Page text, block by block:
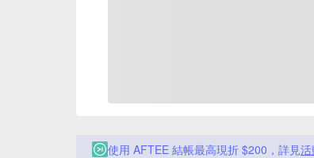
使用 AFTEE 結帳最高現折 $200，詳見